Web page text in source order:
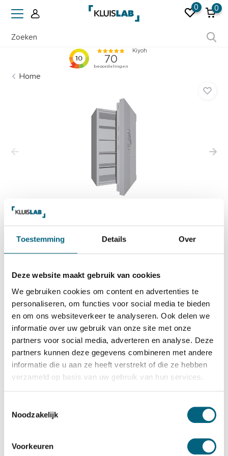
Toestemming Details Over
Deze website maakt gebruik van cookies
We gebruiken cookies om content en advertenties te
personaliseren, om functies voor social media te bieden
en om ons websiteverkeer te analyseren. Ook delen we
informatie over uw gebruik van onze site met onze
partners voor social media, adverteren en analyse. Deze
partners kunnen deze gegevens combineren met andere
informatie die u aan ze heeft verstrekt of die ze hebben
verzameld op basis van uw gebruik van hun services.
Noodzakelijk
Voorkeuren
0 0
Home
Wertheim
Wertheim DWS 1903
11.915,-
Op voorraad
Bekijk de reviews
Zware kwalitatieve officieel ECB-S gecertificeerde
inbraakwerende kluis in de klasse 4 / grade IV / CEN 4
conform EN 1143-1. Standaard uitgevoerd met twee
dubbelbaard sleutelsloten, optioneel te vervangen voor 1
Betrouwbaar & veilig betalen